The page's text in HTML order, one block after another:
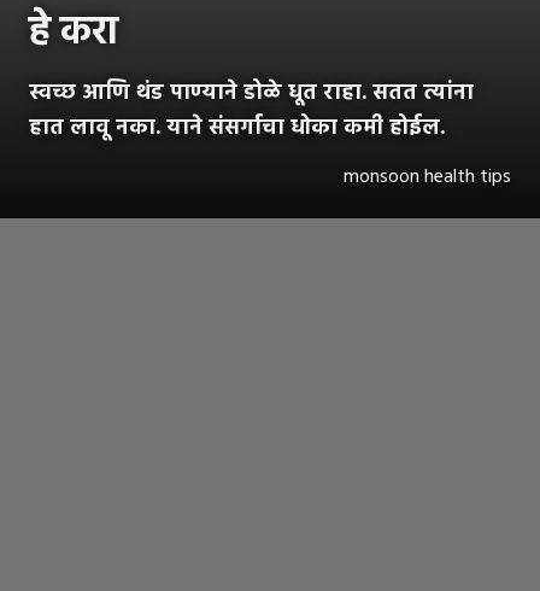
हे करा
स्वच्छ आणि थंड पाण्याने डोळे धूत राहा. सतत त्यांना
हात लावू नका. याने संसर्गाचा धोका कमी होईल.
monsoon health tips